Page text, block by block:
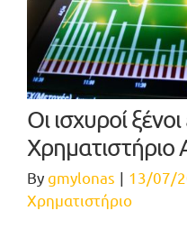
Οι ισχυροί
Bygmylonas | 13/07/
Χρηματιστήριο